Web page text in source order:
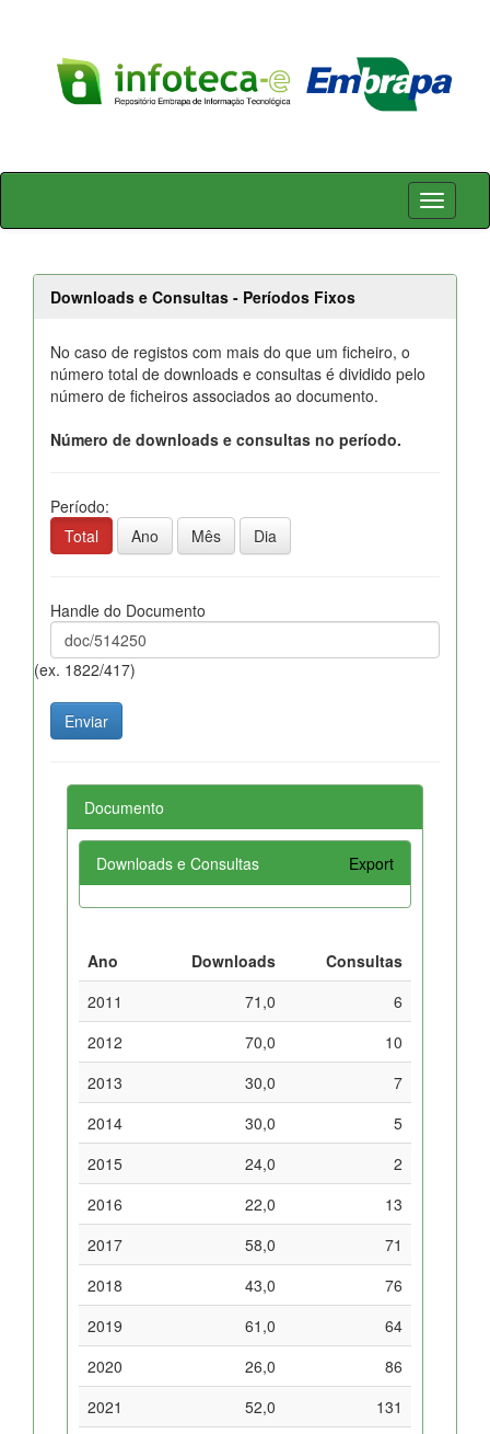
Skip
Downloads e Consultas - Períodos Fixos
No caso de registos com mais do que um ficheiro, o
número total de downloads e consultas é dividido pelo
número de ficheiros associados ao documento.
Número de downloads e consultas no período.
Período:
Total
Ano Mês Dia
Handle do Documento
(ex. 1822/417)
Documento
Downloads e Consultas Export
Ano Downloads
Consultas
2011
71,0
6
2012
70,0
10
2013
30,0
7
2014
30,0
5
2015
24,0
2
2016
22,0
13
2017
58,0
71
2018
43,0
76
2019
61,0
64
2020
26,0
86
2021
52,0
131